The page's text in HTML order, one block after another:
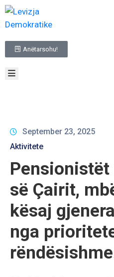
Anëtarsohu!
BALLINA
RRETH
TË
KARAKTER
PUBLIK
NA
KONTAKTO
September 23, 2025
Aktivitete
Pensionistët
së Çairit,
kësaj
nga